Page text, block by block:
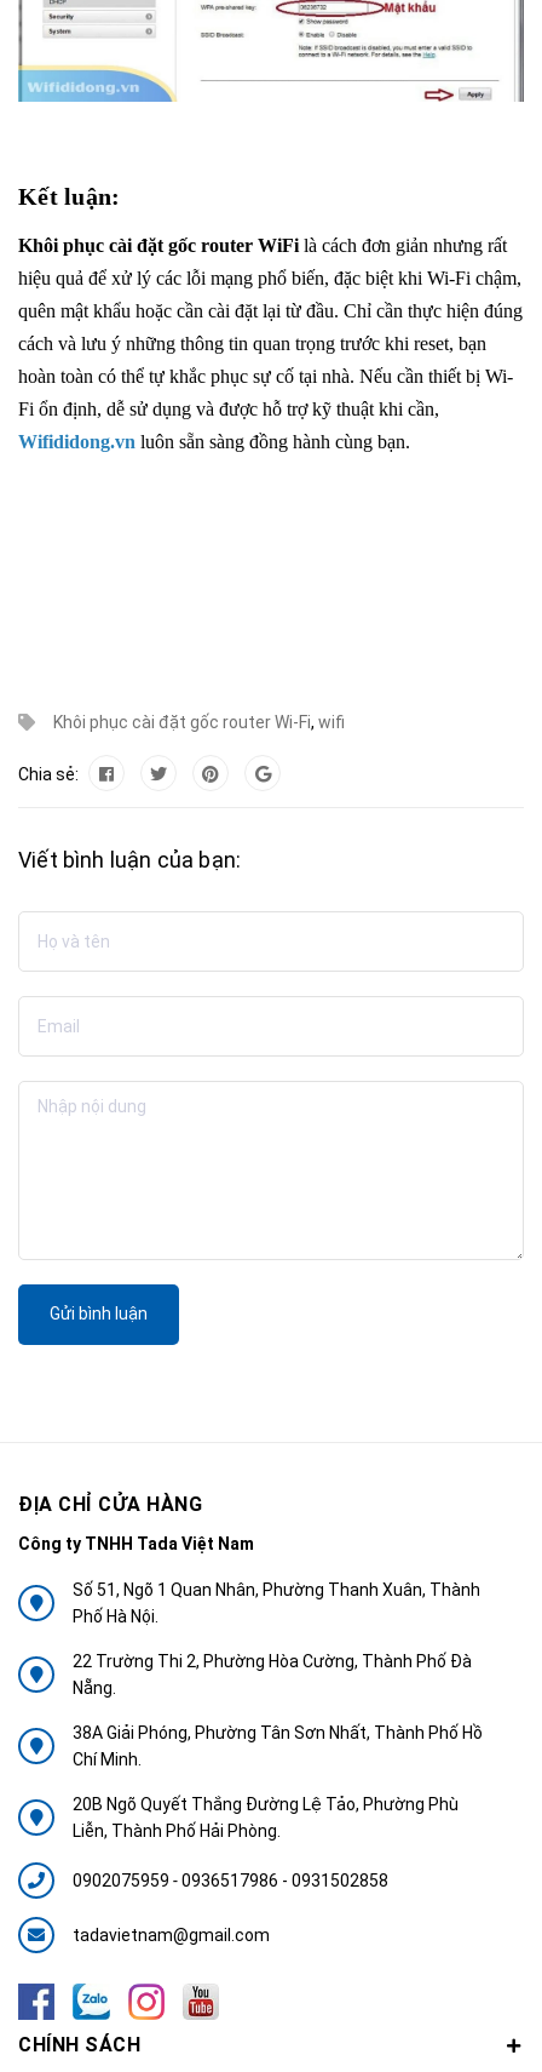
Kết luận:
Khôi phục cài đặt gốc router WiFi là cách đơn giản nhưng rất
hiệu quả để xử lý các lỗi mạng phổ biến, đặc biệt khi Wi-Fi chậm,
quên mật khẩu hoặc cần cài đặt lại từ đầu. Chỉ cần thực hiện đúng
cách và lưu ý những thông tin quan trọng trước khi reset, bạn
hoàn toàn có thể tự khắc phục sự cố tại nhà. Nếu cần thiết bị Wi-
Fi ổn định, dễ sử dụng và được hỗ trợ kỹ thuật khi cần,
Wifididong.vn luôn sẵn sàng đồng hành cùng bạn.
Khôi phục cài đặt gốc router Wi-Fi, wifi
Chia sẻ:
Viết bình luận của bạn:
Gửi bình luận
ĐỊA CHỈ CỬA HÀNG
Công ty TNHH Tada Việt Nam
Số 51, Ngõ 1 Quan Nhân, Phường Thanh Xuân, Thành
Phố Hà Nội.
22 Trường Thi 2, Phường Hòa Cường, Thành Phố Đà
Nẵng.
38A Giải Phóng, Phường Tân Sơn Nhất, Thành Phố Hồ
Chí Minh.
20B Ngõ Quyết Thắng Đường Lệ Tảo, Phường Phù
Liễn, Thành Phố Hải Phòng.
0902075959 -0936517986 - 0931502858
tadavietnam@gmail.com
CHÍNH SÁCH